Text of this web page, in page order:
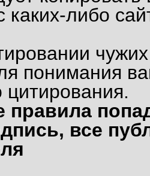
каких-либо
понимания
цитирования.
правила
все